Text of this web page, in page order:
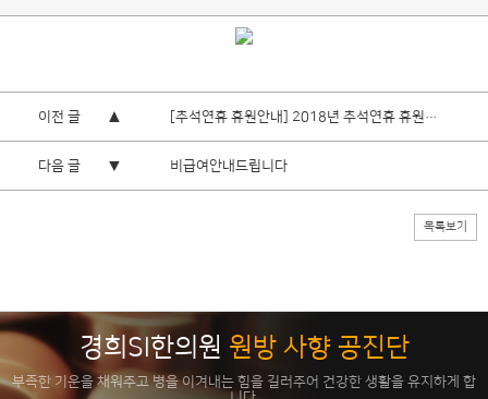
이전 글 [추석연휴 휴원안내] 2018년 추석연휴 휴원안내드립니다.
다음 글 비급여안내드립니다
목록보기
경희SI한의원 원방 사향 공진단
부족한 기운을 채워주고 병을 이겨내는 힘을 길러주어 건강한 생활을 유지하게 합